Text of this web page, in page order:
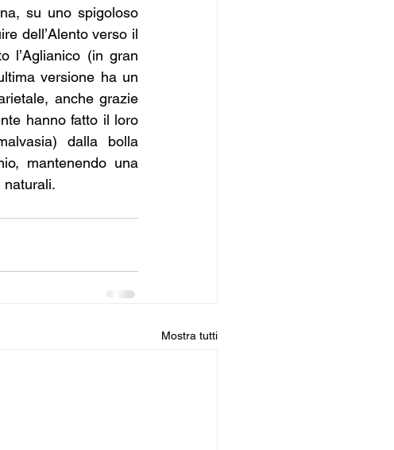
su uno spigoloso
dell’Alento verso il
l’Aglianico (in gran
versione ha un
anche grazie
hanno fatto il loro
dalla bolla
mantenendo una
naturali.
Mostra tutti